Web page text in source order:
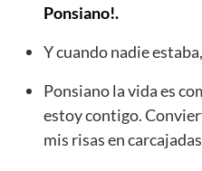
Ponsiano!.
Y cuando nadie
Ponsiano la vida es
estoy contigo.
mis risas en